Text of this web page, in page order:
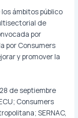
ámbitos público
de
por
por Consumers
y promover la
de septiembre
Consumers
SERNAC,